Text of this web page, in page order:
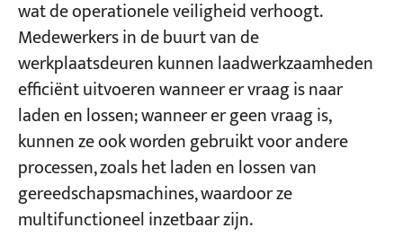
wat de operationele veiligheid verhoogt.
Medewerkers in de buurt van de
werkplaatsdeuren kunnen laadwerkzaamheden
efficiënt uitvoeren wanneer er vraag is naar
laden en lossen; wanneer er geen vraag is,
kunnen ze ook worden gebruikt voor andere
processen, zoals het laden en lossen van
gereedschapsmachines, waardoor ze
multifunctioneel inzetbaar zijn.